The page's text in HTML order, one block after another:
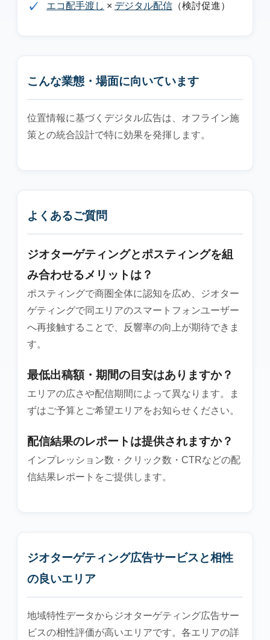
エコ配手渡し × デジタル配信 （検討促進）
こんな業態・場面に向いています
位置情報に基づくデジタル広告は、オフライン施
策との統合設計で特に効果を発揮します。
よくあるご質問
ジオターゲティングとポスティングを組
み合わせるメリットは？
ポスティングで商圏全体に認知を広め、ジオター
ゲティングで同エリアのスマートフォンユーザー
へ再接触することで、反響率の向上が期待できま
す。
最低出稿額・期間の目安はありますか？
エリアの広さや配信期間によって異なります。ま
ずはご予算とご希望エリアをお知らせください。
配信結果のレポートは提供されますか？
インプレッション数・クリック数・CTRなどの配
信結果レポートをご提供します。
ジオターゲティング広告サービスと相性
の良いエリア
地域特性データからジオターゲティング広告サー
ビスの相性評価が高いエリアです。各エリアの詳